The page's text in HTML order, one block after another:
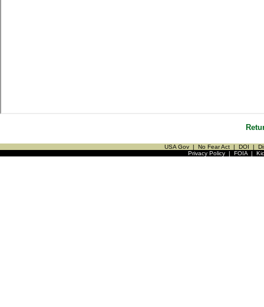
USA Gov | No Fear Act | DOI |
Privacy Policy| FOIA|